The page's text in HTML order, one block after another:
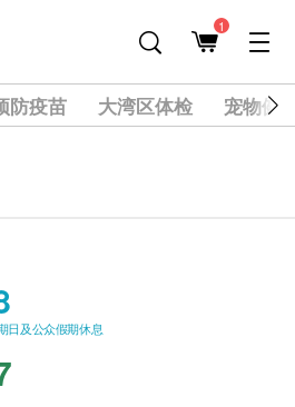
1
防疫苗 大湾区体检 宠物健
日及公众假期休息